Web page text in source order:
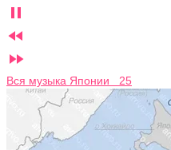



Вся музыка Японии 25